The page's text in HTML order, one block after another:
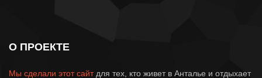
О ПРОЕКТЕ
Мы сделали этот сайтдля тех, кто живет в Анталье и отдыхает